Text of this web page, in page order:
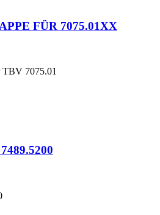
FÜR 7075.01XX
7075.01